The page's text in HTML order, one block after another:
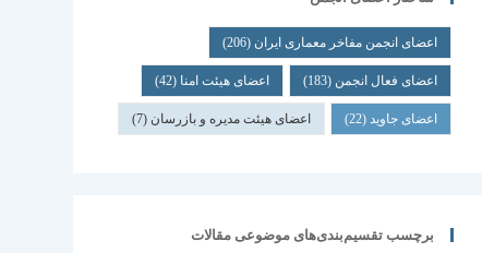
اعضای انجمن مفاخر معماری ایران (206)
اعضای فعال انجمن (183) اعضای هیئت امنا (42)
اعضای جاوید(22) اعضای هیئت مدیره و بازرسان (7)
برچسب تقسیم‌بندی‌های موضوعی مقالات